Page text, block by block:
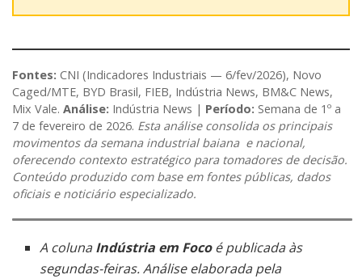
Fontes: CNI (Indicadores Industriais — 6/fev/2026), Novo
Caged/MTE, BYD Brasil, FIEB, Indústria News, BM&C News,
Mix Vale. Análise: Indústria News | Período: Semana de 1º a
7 de fevereiro de 2026. Esta análise consolida os principais
movimentos da semana industrial baiana e nacional,
oferecendo contexto estratégico para tomadores de decisão.
Conteúdo produzido com base em fontes públicas, dados
oficiais e noticiário especializado.
A colunaIndústria em Focoé publicada às
segundas-feiras.Análise elaborada pela